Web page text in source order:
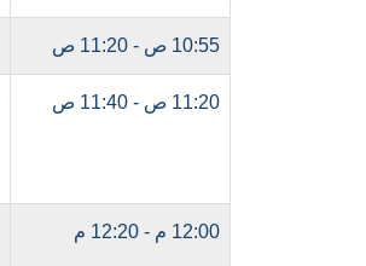
10:55 ص - 11:20 ص
11:20 ص - 11:40 ص
12:00 م - 12:20 م